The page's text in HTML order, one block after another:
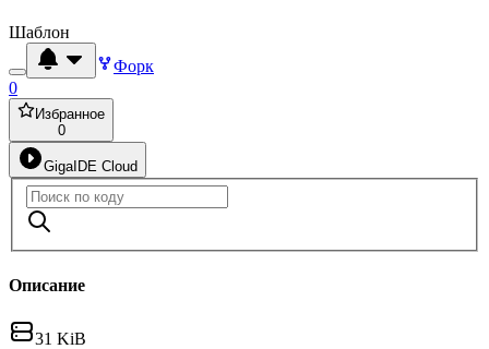
Шаблон
Форк
0
Избранное
0
GigaIDE Cloud
Описание
31 KiB